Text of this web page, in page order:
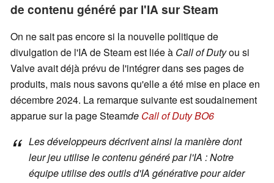
de contenu généré par l'IA sur Steam
On ne sait pas encore si la nouvelle politique de
divulgation de l'IA de Steam est liée à Call of Dutyou si
Valve avait déjà prévu de l'intégrer dans ses pages de
produits, mais nous savons qu'elle a été mise en place en
décembre 2024. La remarque suivante est soudainement
apparue sur la page Steamde Call of Duty BO6
Les développeurs décrivent ainsi la manière dont
leur jeu utilise le contenu généré par l'IA : Notre
équipe utilise des outils d'IA générative pour aider